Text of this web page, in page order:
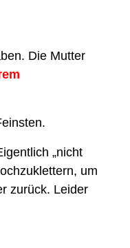
Die Mutter
„nicht
um
zurück. Leider